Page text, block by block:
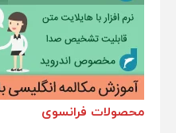
محصولات فرانسوی